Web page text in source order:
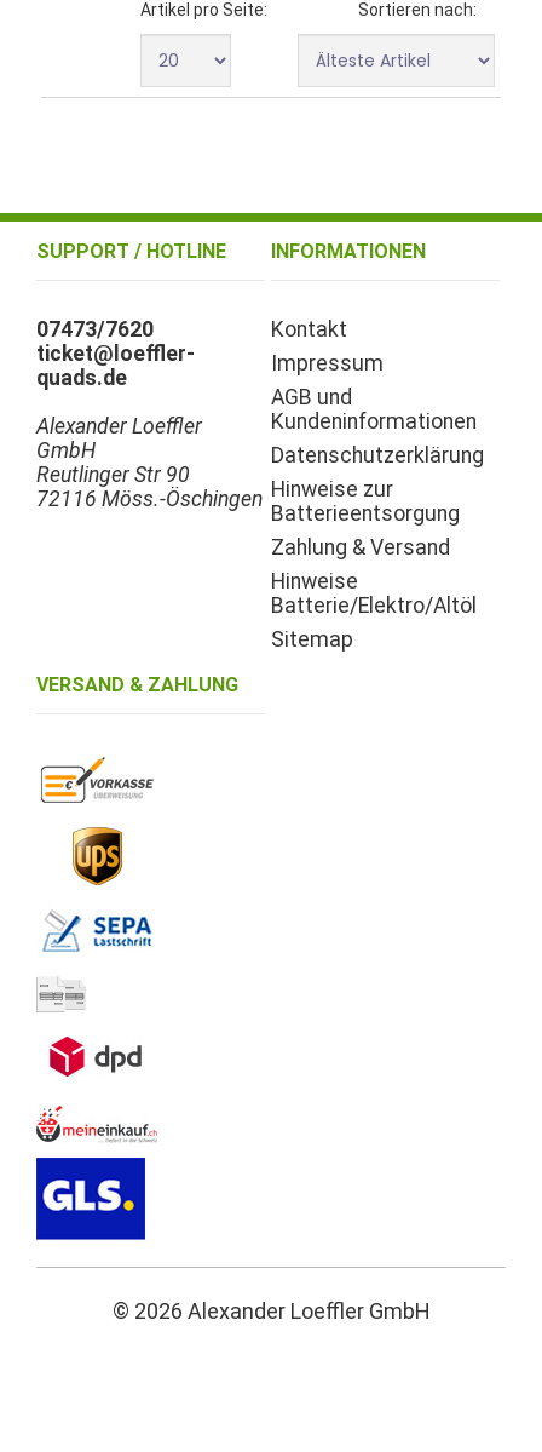
Sortieren nach:
Artikel pro Seite:
SUPPORT / HOTLINE
07473/7620
ticket@loeffler-
quads.de
Alexander Loeffler
GmbH
Reutlinger Str 90
72116 Möss.-Öschingen
INFORMATIONEN
Kontakt
Impressum
AGB und
Kundeninformationen
Datenschutzerklärung
Hinweise zur
Batterieentsorgung
Zahlung & Versand
Hinweise
Batterie/Elektro/Altöl
Sitemap
VERSAND & ZAHLUNG
© 2026 Alexander Loeffler GmbH